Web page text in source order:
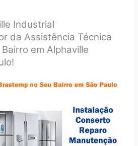
Industrial
da Assistência Técnica
em Alphaville